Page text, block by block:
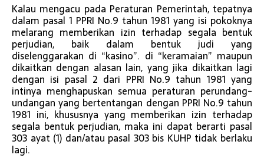
Kalau mengacu pada Peraturan Pemerintah, tepatnya
dalam pasal 1 PPRI No.9 tahun 1981 yang isi pokoknya
melarang memberikan izin terhadap segala bentuk
perjudian, baik dalam bentuk judi yang
diselenggarakan di “kasino”. di “keramaian” maupun
dikaitkan dengan alasan lain, yang jika dikaitkan lagi
dengan isi pasal 2 dari PPRI No.9 tahun 1981 yang
intinya menghapuskan semua peraturan perundang-
undangan yang bertentangan dengan PPRI No.9 tahun
1981 ini, khususnya yang memberikan izin terhadap
segala bentuk perjudian, maka ini dapat berarti pasal
303 ayat (1) dan/atau pasal 303 bis KUHP tidak berlaku
lagi.